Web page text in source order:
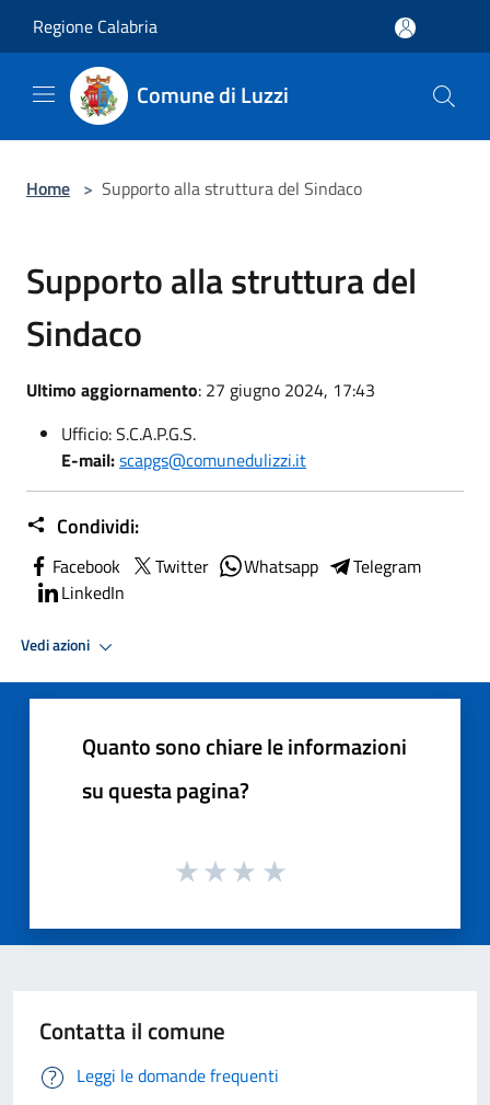
Regione Calabria
Comune di Luzzi
Home > Supporto alla struttura del Sindaco
Supporto alla struttura del
Sindaco
Ultimo aggiornamento: 27 giugno 2024, 17:43
Ufficio: S.C.A.P.G.S.
E-mail:scapgs@comunedulizzi.it
Condividi:
Facebook Twitter Whatsapp
Telegram
LinkedIn
Vedi azioni
Quanto sono chiare le informazioni
su questa pagina?
Contatta il comune
Leggi le domande frequenti